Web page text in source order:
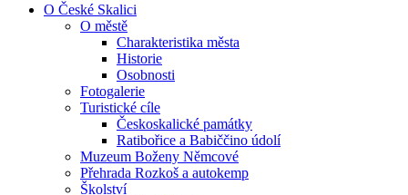
O České Skalici
O městě
Charakteristika města
Historie
Osobnosti
Fotogalerie
Turistické cíle
Českoskalické památky
Ratibořice a Babiččino údolí
Muzeum Boženy Němcové
Přehrada Rozkoš a autokemp
Školství